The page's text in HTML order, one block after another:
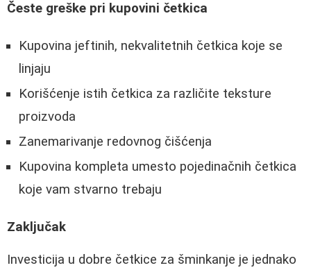
Česte greške pri kupovini četkica
Kupovina jeftinih, nekvalitetnih četkica koje se
linjaju
Korišćenje istih četkica za različite teksture
proizvoda
Zanemarivanje redovnog čišćenja
Kupovina kompleta umesto pojedinačnih četkica
koje vam stvarno trebaju
Zaključak
Investicija u dobre četkice za šminkanje je jednako